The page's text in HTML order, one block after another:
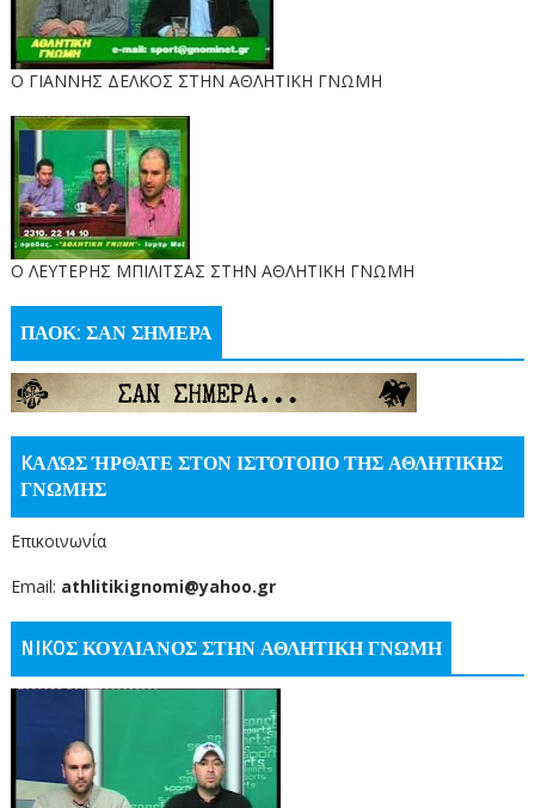
Ο ΓΙΑΝΝΗΣ ΔΕΛΚΟΣ ΣΤΗΝ ΑΘΛΗΤΙΚΗ ΓΝΩΜΗ
O ΛΕΥΤΕΡΗΣ ΜΠΙΛΙΤΣΑΣ ΣΤΗΝ ΑΘΛΗΤΙΚΗ ΓΝΩΜΗ
ΠΑΟΚ: ΣΑΝ ΣΗΜΕΡΑ
KΑΛΏΣ ΉΡΘΑΤΕ ΣΤΟΝ ΙΣΤΌΤΟΠΟ ΤΗΣ ΑΘΛΗΤΙΚΗΣ
ΓΝΩΜΗΣ
Επικοινωνία
Email: athlitikignomi@yahoo.gr
NIKOΣ ΚΟΥΛΙΑΝΟΣ ΣΤΗΝ ΑΘΛΗΤΙΚΗ ΓΝΩΜΗ